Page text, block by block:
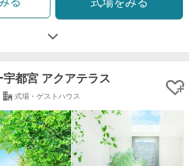
都宮 アクアテラス
式場・ゲストハウス